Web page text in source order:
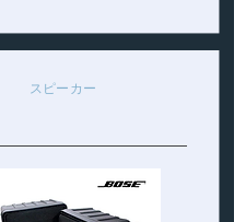
スピーカー